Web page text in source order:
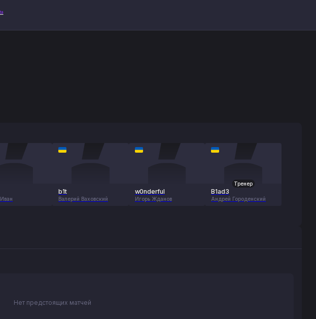
b1t
Валерий Ваховский
w0nderful
Игорь Жданов
Тренер
B1ad3
Андрей Городенский
Нет предстоящих матчей